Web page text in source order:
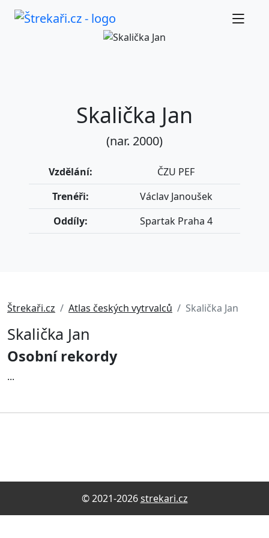
Skalička Jan
(nar. 2000)
Vzdělání:
ČZU PEF
Trenéři:
Václav Janoušek
Oddíly:
Spartak Praha 4
Štrekaři.cz Atlas českých vytrvalců Skalička Jan
Skalička Jan
Osobní rekordy
...
© 2021-2026strekari.cz